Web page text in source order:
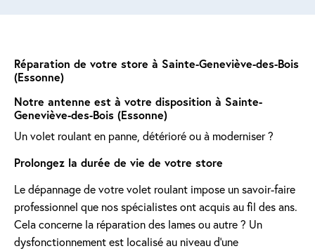
Réparation de votre store à Sainte-Geneviève-des-Bois
(Essonne)
Notre antenne est à votre disposition à Sainte-
Geneviève-des-Bois (Essonne)
Un volet roulant en panne, détérioré ou à moderniser ?
Prolongez la durée de vie de votre store
Le dépannage de votre volet roulant impose un savoir-faire
professionnel que nos spécialistes ont acquis au fil des ans.
Cela concerne la réparation des lames ou autre ? Un
dysfonctionnement est localisé au niveau d'une